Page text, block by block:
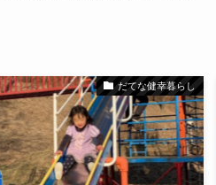
だてな健幸暮らし